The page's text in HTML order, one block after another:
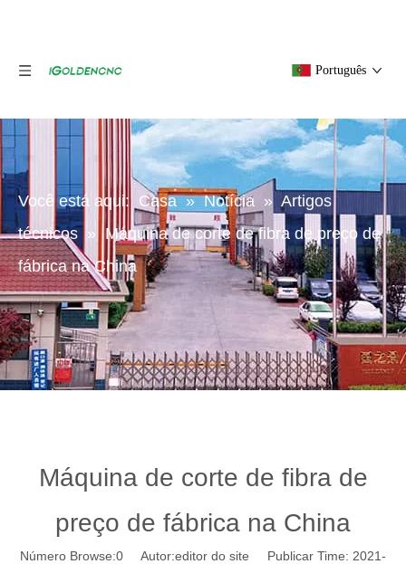
Português
Você está aqui: Casa » Notícia » Artigos
técnicos » Máquina de corte de fibra de preço de
fábrica na China
Máquina de corte de fibra de
preço de fábrica na China
Número Browse:0 Autor:editor do site Publicar Time: 2021-